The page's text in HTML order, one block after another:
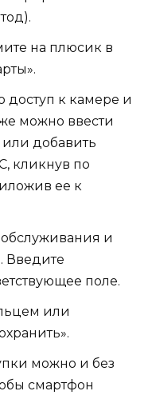
на плюсик в
к камере и
можно ввести
добавить
кликнув по
ее к
обслуживания и
Введите
поле.
или
можно и без
смартфон